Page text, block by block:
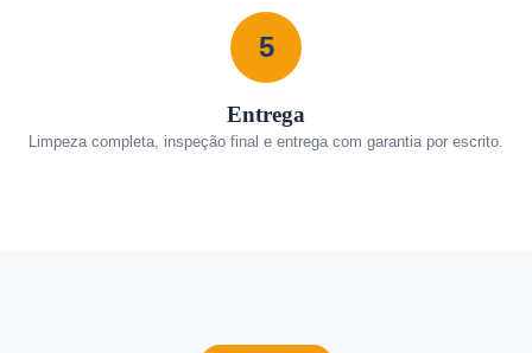
5
Entrega
Limpeza completa, inspeção final e entrega com garantia por escrito.